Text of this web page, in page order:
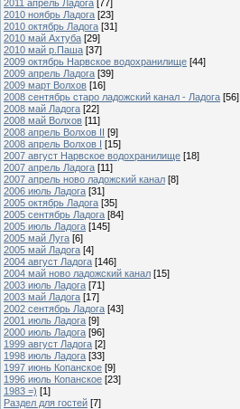
2011 апрель Ладога [77]
2010 ноябрь Ладога [23]
2010 октябрь Ладога [31]
2010 май Ахтуба [29]
2010 май р.Паша [37]
2009 октябрь Нарвское водохранилище [44]
2009 апрель Ладога [39]
2009 март Волхов [16]
2008 сентябрь старо ладожский канал - Ладога [56]
2008 май Ладога [22]
2008 май Волхов [11]
2008 апрель Волхов II [9]
2008 апрель Волхов I [15]
2007 август Нарвское водохранилище [18]
2007 апрель Ладога [11]
2007 апрель ново ладожский канал [8]
2006 июль Ладога [31]
2005 октябрь Ладога [35]
2005 сентябрь Ладога [84]
2005 июль Ладога [145]
2005 май Луга [6]
2005 май Ладога [4]
2004 август Ладога [146]
2004 май ново ладожский канал [15]
2003 июль Ладога [71]
2003 май Ладога [17]
2002 сентябрь Ладога [43]
2001 июль Ладога [9]
2000 июль Ладога [96]
1999 август Ладога [2]
1998 июль Ладога [33]
1997 июнь Копанское [9]
1996 июль Копанское [23]
1983 =) [1]
Раздел для гостей [7]